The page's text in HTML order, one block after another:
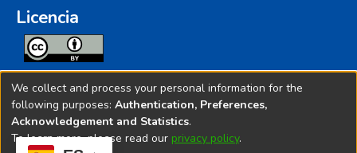
Licencia
Todos los contenidos de repositorio.ins.gob.pe estan
licenciados bajo
Creative Commoms License
We collect and process your personal information for the
following purposes: Authentication, Preferences,
Acknowledgement and Statistics.
To learn more, please read our privacy policy.